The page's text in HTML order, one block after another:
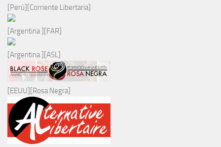
[Perú][Corriente Libertaria]
[Argentina ][FAR]
[Argentina ][ASL]
[EEUU][Rosa Negra]